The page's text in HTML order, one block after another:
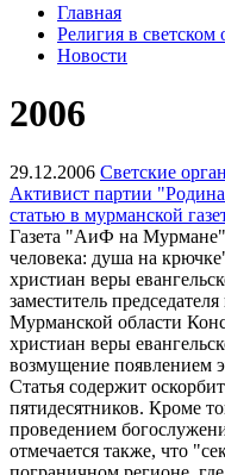
Главная
Религия в светском
Новости
2006
29.12.2006 Светские
Активист партии
статью в мурманской
Газета "АиФ на
человека: душа на
христиан веры
заместитель
Мурманской области
христиан веры
возмущение появлением
Статья содержит
пятидесятников. Кроме
проведением
отмечается также, что